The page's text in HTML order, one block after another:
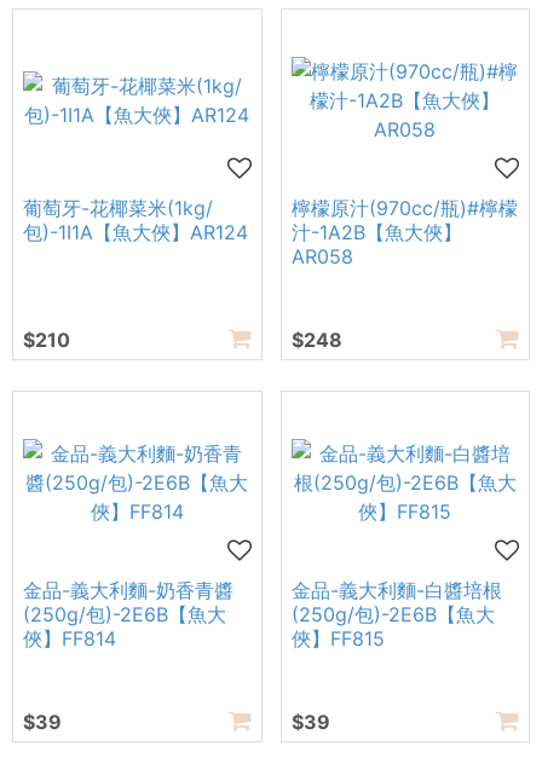
葡萄牙-花椰菜米(1kg/
包)-1I1A【魚大俠】AR124
$210
檸檬原汁(970cc/瓶)#檸檬
汁-1A2B【魚大俠】
AR058
$248
金品-義大利麵-奶香青醬
(250g/包)-2E6B【魚大
俠】FF814
$39
金品-義大利麵-白醬培根
(250g/包)-2E6B【魚大
俠】FF815
$39